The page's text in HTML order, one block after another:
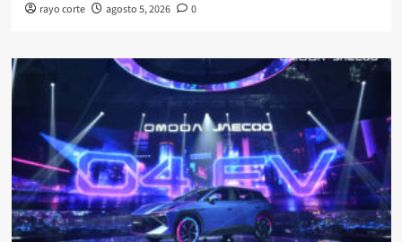
rayo corte agosto 5, 2026 0